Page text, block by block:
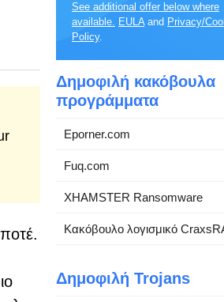
See additional offer below where
available. EULAand Privacy/
Policy.
Δημοφιλή κακόβουλα
προγράμματα
Eporner.com
Fuq.com
XHAMSTER Ransomware
Κακόβουλο λογισμικό
Δημοφιλή Trojans